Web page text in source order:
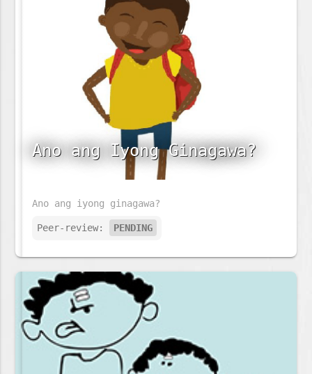
Ano ang Iyong Ginagawa?
Ano ang iyong ginagawa?
Peer-review: PENDING